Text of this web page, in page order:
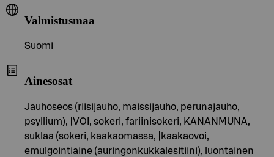
Valmistusmaa
Suomi
Ainesosat
Jauhoseos (riisijauho, maissijauho, perunajauho,
psyllium), |VOI, sokeri, fariinisokeri, KANANMUNA,
suklaa (sokeri, kaakaomassa, |kaakaovoi,
emulgointiaine (auringonkukkalesitiini), luontainen